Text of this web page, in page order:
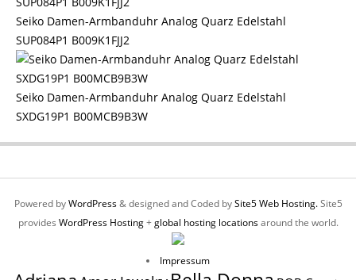
Seiko Damen-Armbanduhr Analog Quarz Edelstahl
SUP084P1 B009K1FJJ2
Seiko Damen-Armbanduhr Analog Quarz Edelstahl
SXDG19P1 B00MCB9B3W
Powered byWordPress& designed and Coded bySite5 Web Hosting.Site5
provides WordPress Hosting+global hosting locationsaround the world.
Impressum